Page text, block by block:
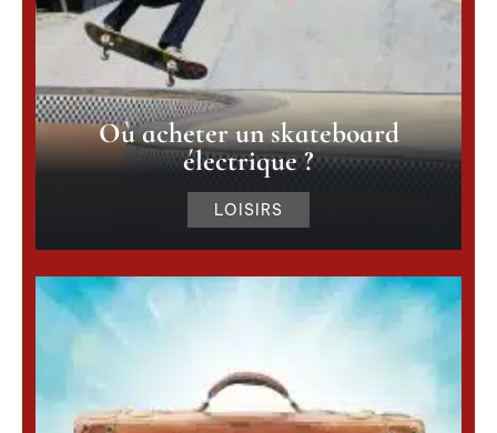
Où acheter un skateboard
électrique ?
LOISIRS